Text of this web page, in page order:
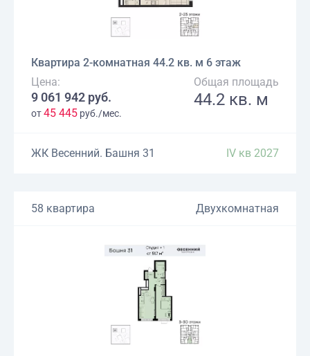
Квартира 2-комнатная 44.2 кв. м 6 этаж
Цена:
9 061 942 руб.
от45 445 руб./мес.
Общая площадь
44.2 кв. м
ЖК Весенний. Башня 31 IV кв 2027
58 квартира Двухкомнатная